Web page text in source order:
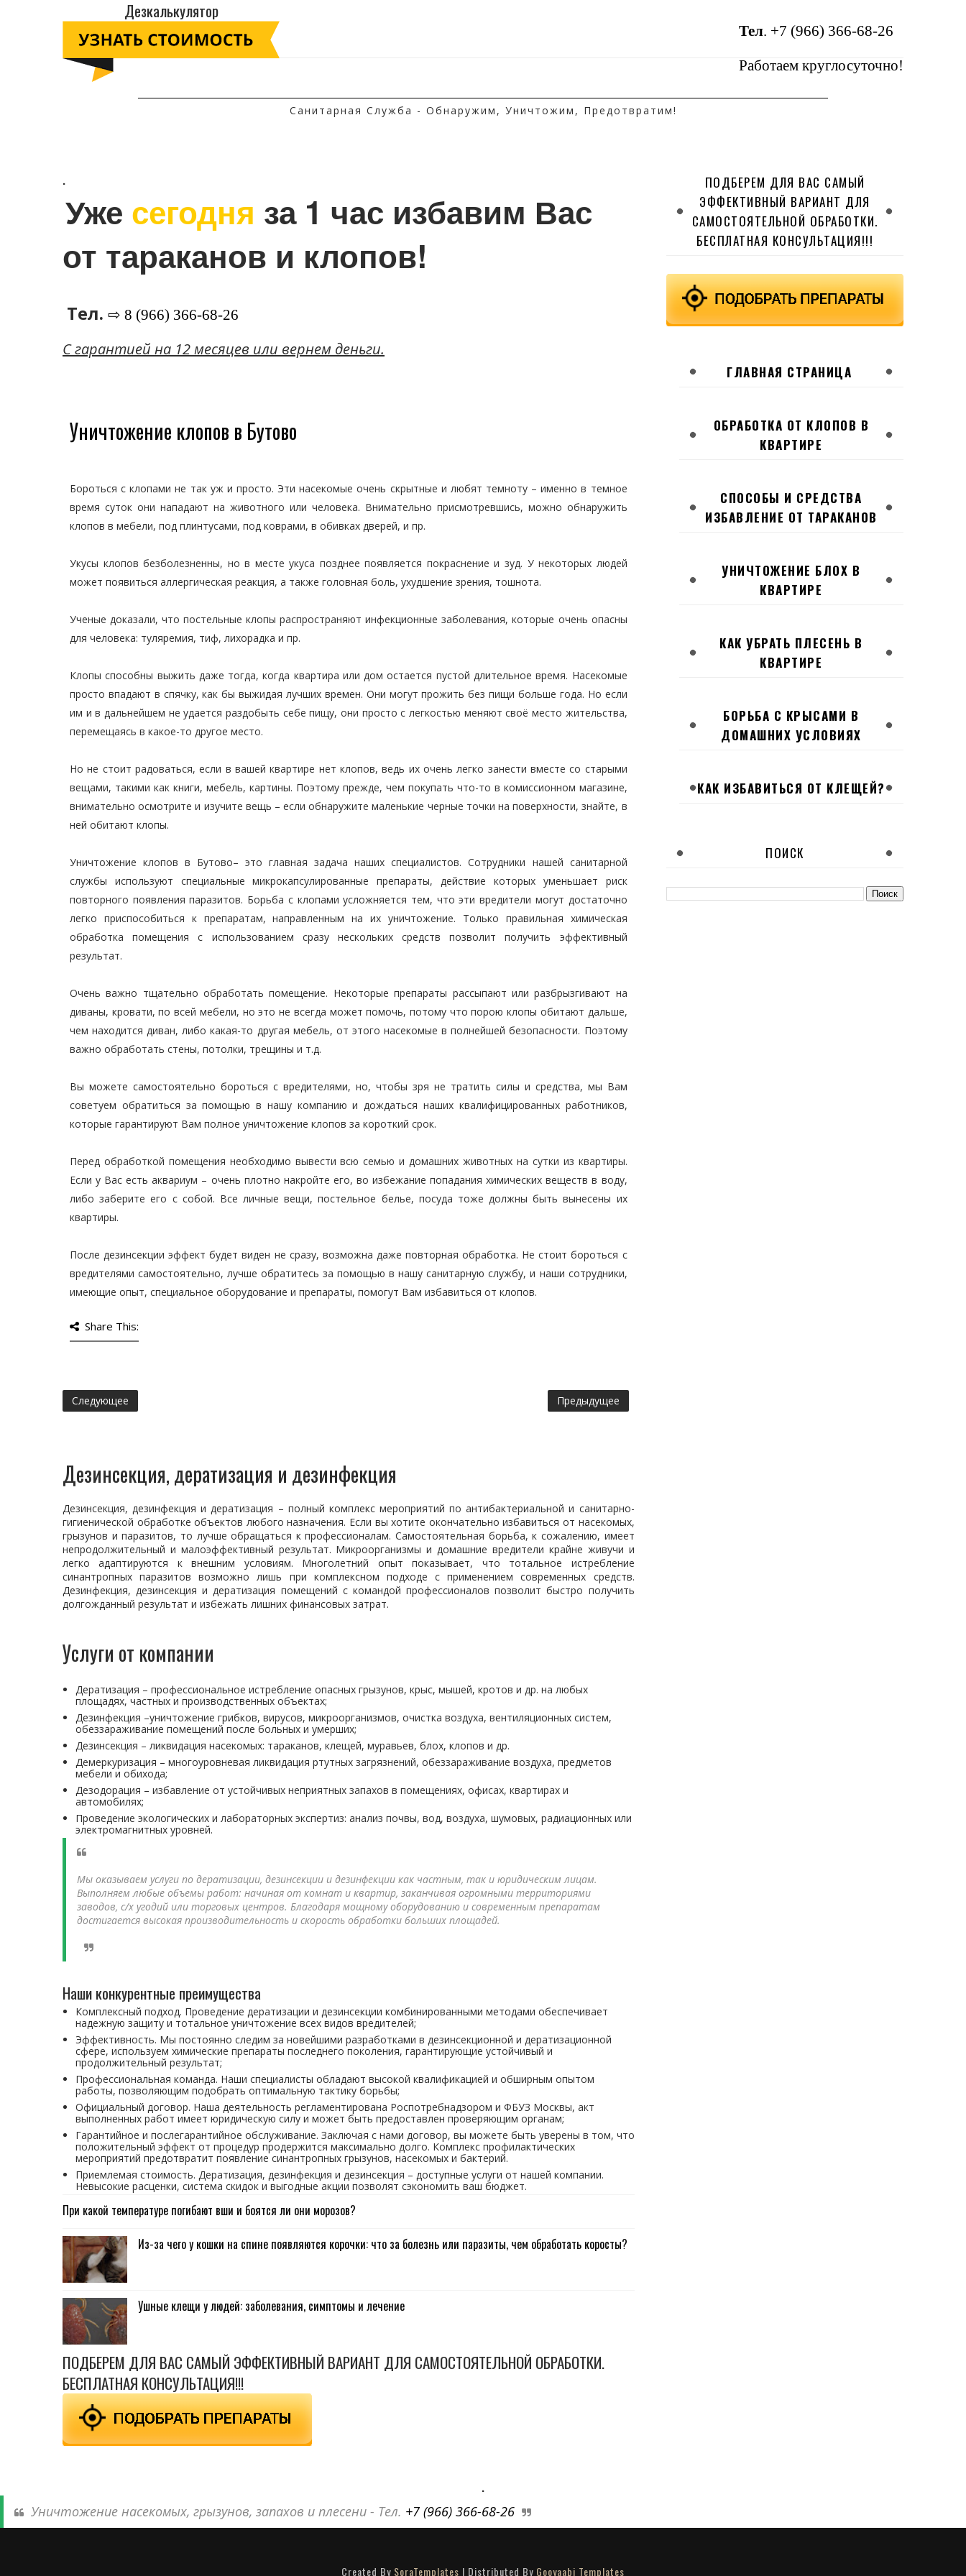
Дезкалькулятор
Тел. +7 (966) 366-68-26
Работаем круглосуточно!
Санитарная Служба - Обнаружим, Уничтожим, Предотвратим!
.
Уже сегодня за 1 час избавим Вас
от тараканов и клопов!
Тел. ⇨ 8 (966) 366-68-26
C гарантией на 12 месяцев или вернем деньги.
Уничтожение клопов в Бутово
Бороться с клопами не так уж и просто. Эти насекомые очень скрытные и любят темноту – именно в темное
время суток они нападают на животного или человека. Внимательно присмотревшись, можно обнаружить
клопов в мебели, под плинтусами, под коврами, в обивках дверей, и пр.
Укусы клопов безболезненны, но в месте укуса позднее появляется покраснение и зуд. У некоторых людей
может появиться аллергическая реакция, а также головная боль, ухудшение зрения, тошнота.
Ученые доказали, что постельные клопы распространяют инфекционные заболевания, которые очень опасны
для человека: туляремия, тиф, лихорадка и пр.
Клопы способны выжить даже тогда, когда квартира или дом остается пустой длительное время. Насекомые
просто впадают в спячку, как бы выжидая лучших времен. Они могут прожить без пищи больше года. Но если
им и в дальнейшем не удается раздобыть себе пищу, они просто с легкостью меняют своё место жительства,
перемещаясь в какое-то другое место.
Но не стоит радоваться, если в вашей квартире нет клопов, ведь их очень легко занести вместе со старыми
вещами, такими как книги, мебель, картины. Поэтому прежде, чем покупать что-то в комиссионном магазине,
внимательно осмотрите и изучите вещь – если обнаружите маленькие черные точки на поверхности, знайте, в
ней обитают клопы.
Уничтожение клопов в Бутово– это главная задача наших специалистов. Сотрудники нашей санитарной
службы используют специальные микрокапсулированные препараты, действие которых уменьшает риск
повторного появления паразитов. Борьба с клопами усложняется тем, что эти вредители могут достаточно
легко приспособиться к препаратам, направленным на их уничтожение. Только правильная химическая
обработка помещения с использованием сразу нескольких средств позволит получить эффективный
результат.
Очень важно тщательно обработать помещение. Некоторые препараты рассыпают или разбрызгивают на
диваны, кровати, по всей мебели, но это не всегда может помочь, потому что порою клопы обитают дальше,
чем находится диван, либо какая-то другая мебель, от этого насекомые в полнейшей безопасности. Поэтому
важно обработать стены, потолки, трещины и т.д.
Вы можете самостоятельно бороться с вредителями, но, чтобы зря не тратить силы и средства, мы Вам
советуем обратиться за помощью в нашу компанию и дождаться наших квалифицированных работников,
которые гарантируют Вам полное уничтожение клопов за короткий срок.
Перед обработкой помещения необходимо вывести всю семью и домашних животных на сутки из квартиры.
Если у Вас есть аквариум – очень плотно накройте его, во избежание попадания химических веществ в воду,
либо заберите его с собой. Все личные вещи, постельное белье, посуда тоже должны быть вынесены их
квартиры.
После дезинсекции эффект будет виден не сразу, возможна даже повторная обработка. Не стоит бороться с
вредителями самостоятельно, лучше обратитесь за помощью в нашу санитарную службу, и наши сотрудники,
имеющие опыт, специальное оборудование и препараты, помогут Вам избавиться от клопов.
Share This:
Следующее Предыдущее
Дезинсекция, дератизация и дезинфекция
Дезинсекция, дезинфекция и дератизация – полный комплекс мероприятий по антибактериальной и санитарно-
гигиенической обработке объектов любого назначения. Если вы хотите окончательно избавиться от насекомых,
грызунов и паразитов, то лучше обращаться к профессионалам. Самостоятельная борьба, к сожалению, имеет
непродолжительный и малоэффективный результат. Микроорганизмы и домашние вредители крайне живучи и
легко адаптируются к внешним условиям. Многолетний опыт показывает, что тотальное истребление
синантропных паразитов возможно лишь при комплексном подходе с применением современных средств.
Дезинфекция, дезинсекция и дератизация помещений с командой профессионалов позволит быстро получить
долгожданный результат и избежать лишних финансовых затрат.
Услуги от компании
Дератизация – профессиональное истребление опасных грызунов, крыс, мышей, кротов и др. на любых
площадях, частных и производственных объектах;
Дезинфекция –уничтожение грибков, вирусов, микроорганизмов, очистка воздуха, вентиляционных систем,
обеззараживание помещений после больных и умерших;
Дезинсекция – ликвидация насекомых: тараканов, клещей, муравьев, блох, клопов и др.
Демеркуризация – многоуровневая ликвидация ртутных загрязнений, обеззараживание воздуха, предметов
мебели и обихода;
Дезодорация – избавление от устойчивых неприятных запахов в помещениях, офисах, квартирах и
автомобилях;
Проведение экологических и лабораторных экспертиз: анализ почвы, вод, воздуха, шумовых, радиационных или
электромагнитных уровней.
Мы оказываем услуги по дератизации, дезинсекции и дезинфекции как частным, так и юридическим лицам.
Выполняем любые объемы работ: начиная от комнат и квартир, заканчивая огромными территориями
заводов, с/х угодий или торговых центров. Благодаря мощному оборудованию и современным препаратам
достигается высокая производительность и скорость обработки больших площадей.
Наши конкурентные преимущества
Комплексный подход. Проведение дератизации и дезинсекции комбинированными методами обеспечивает
надежную защиту и тотальное уничтожение всех видов вредителей;
Эффективность. Мы постоянно следим за новейшими разработками в дезинсекционной и дератизационной
сфере, используем химические препараты последнего поколения, гарантирующие устойчивый и
продолжительный результат;
Профессиональная команда. Наши специалисты обладают высокой квалификацией и обширным опытом
работы, позволяющим подобрать оптимальную тактику борьбы;
Официальный договор. Наша деятельность регламентирована Роспотребнадзором и ФБУЗ Москвы, акт
выполненных работ имеет юридическую силу и может быть предоставлен проверяющим органам;
Гарантийное и послегарантийное обслуживание. Заключая с нами договор, вы можете быть уверены в том, что
положительный эффект от процедур продержится максимально долго. Комплекс профилактических
мероприятий предотвратит появление синантропных грызунов, насекомых и бактерий.
Приемлемая стоимость. Дератизация, дезинфекция и дезинсекция – доступные услуги от нашей компании.
Невысокие расценки, система скидок и выгодные акции позволят сэкономить ваш бюджет.
При какой температуре погибают вши и боятся ли они морозов?
Из-за чего у кошки на спине появляются корочки: что за болезнь или паразиты, чем обработать коросты?
Ушные клещи у людей: заболевания, симптомы и лечение
ПОДБЕРЕМ ДЛЯ ВАС САМЫЙ ЭФФЕКТИВНЫЙ ВАРИАНТ ДЛЯ САМОСТОЯТЕЛЬНОЙ ОБРАБОТКИ.
БЕСПЛАТНАЯ КОНСУЛЬТАЦИЯ!!!
ПОДБЕРЕМ ДЛЯ ВАС САМЫЙ
ЭФФЕКТИВНЫЙ ВАРИАНТ ДЛЯ
САМОСТОЯТЕЛЬНОЙ ОБРАБОТКИ.
БЕСПЛАТНАЯ КОНСУЛЬТАЦИЯ!!!
ГЛАВНАЯ СТРАНИЦА
ОБРАБОТКА ОТ КЛОПОВ В
КВАРТИРЕ
СПОСОБЫ И СРЕДСТВА
ИЗБАВЛЕНИЕ ОТ ТАРАКАНОВ
УНИЧТОЖЕНИЕ БЛОХ В
КВАРТИРЕ
КАК УБРАТЬ ПЛЕСЕНЬ В
КВАРТИРЕ
БОРЬБА С КРЫСАМИ В
ДОМАШНИХ УСЛОВИЯХ
КАК ИЗБАВИТЬСЯ ОТ КЛЕЩЕЙ?
ПОИСК
.
Уничтожение насекомых, грызунов, запахов и плесени - Тел. +7 (966) 366-68-26
Created By SoraTemplates | Distributed By Gooyaabi Templates